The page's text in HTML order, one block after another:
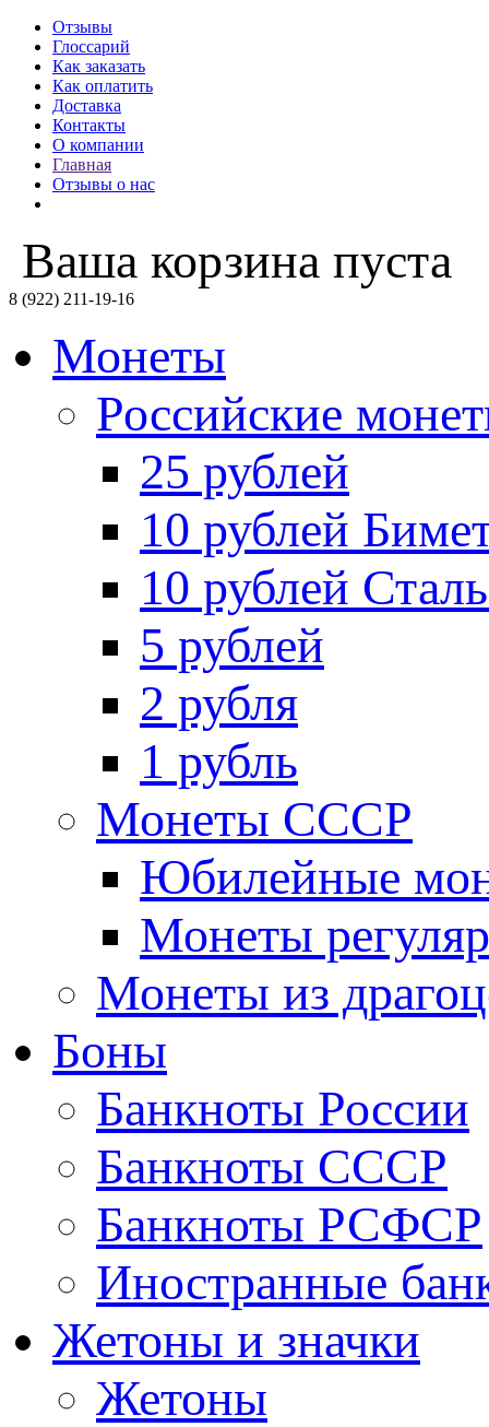
Отзывы
Глоссарий
Как заказать
Как оплатить
Доставка
Контакты
О компании
Главная
Отзывы о нас
Ваша корзина пуста
8 (922) 211-19-16
Монеты
Российские
25 рублей
10 рублей
10 рублей
5 рублей
2 рубля
1 рубль
Монеты СССР
Юбилейные
Монеты
Монеты из
Боны
Банкноты России
Банкноты СССР
Банкноты РСФСР
Иностранные
Жетоны и значки
Жетоны